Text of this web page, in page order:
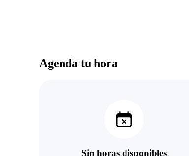
Agenda tu hora
Sin horas disponibles